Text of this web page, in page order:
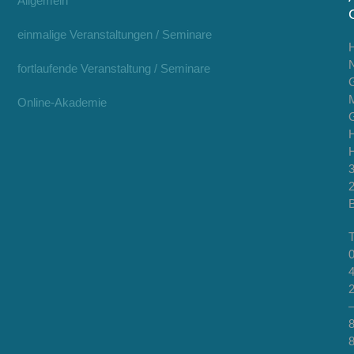
einmalige Veranstaltungen / Seminare
fortlaufende Veranstaltung / Seminare
Online-Akademie
–